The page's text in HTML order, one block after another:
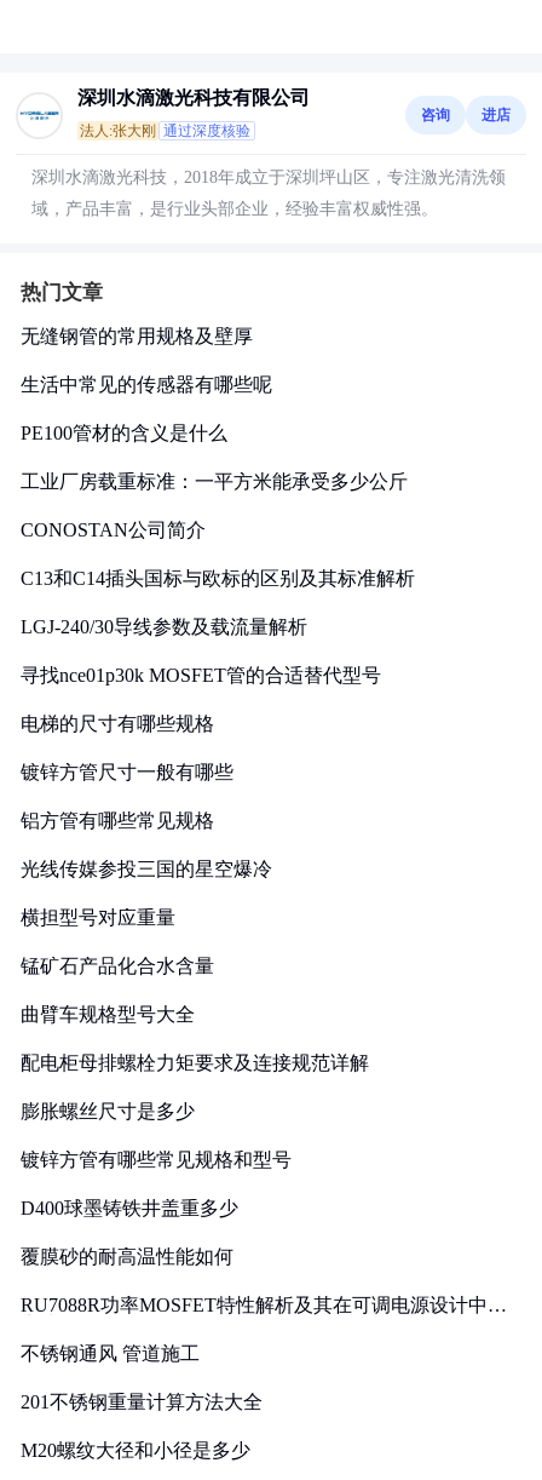
深圳水滴激光科技有限公司
法人:张大刚 通过深度核验
咨询 进店
深圳水滴激光科技，2018年成立于深圳坪山区，专注激光清洗领
域，产品丰富，是行业头部企业，经验丰富权威性强。
热门文章
无缝钢管的常用规格及壁厚
生活中常见的传感器有哪些呢
PE100管材的含义是什么
工业厂房载重标准：一平方米能承受多少公斤
CONOSTAN公司简介
C13和C14插头国标与欧标的区别及其标准解析
LGJ-240/30导线参数及载流量解析
寻找nce01p30k MOSFET管的合适替代型号
电梯的尺寸有哪些规格
镀锌方管尺寸一般有哪些
铝方管有哪些常见规格
光线传媒参投三国的星空爆冷
横担型号对应重量
锰矿石产品化合水含量
曲臂车规格型号大全
配电柜母排螺栓力矩要求及连接规范详解
膨胀螺丝尺寸是多少
镀锌方管有哪些常见规格和型号
D400球墨铸铁井盖重多少
覆膜砂的耐高温性能如何
RU7088R功率MOSFET特性解析及其在可调电源设计中的
不锈钢通风 管道施工
201不锈钢重量计算方法大全
M20螺纹大径和小径是多少